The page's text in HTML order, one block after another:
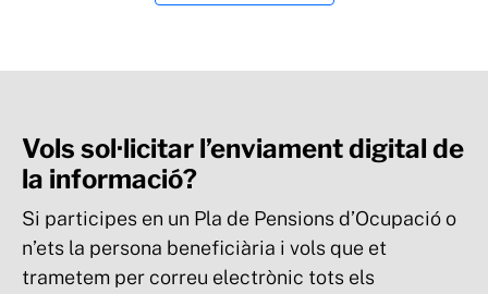
Vols sol·licitar l’enviament digital de
la informació?
Si participes en un Pla de Pensions d’Ocupació o
n’ets la persona beneficiària i vols que et
trametem per correu electrònic tots els